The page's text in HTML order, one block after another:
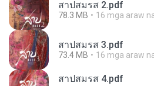
สาปสมรส 2.pdf
78.3 MB 16 mga araw
สาปสมรส 3.pdf
73.4 MB 16 mga araw
สาปสมรส 4.pdf